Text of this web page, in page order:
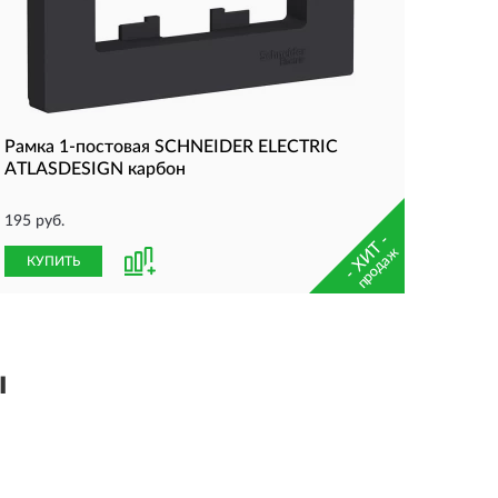
Рамка 1-постовая SCHNEIDER ELECTRIC
ATLASDESIGN карбон
195 руб.
КУПИТЬ - ХИТ -
продаж